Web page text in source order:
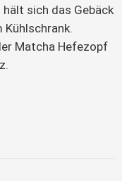
sich das Gebäck
Kühlschrank.
Matcha Hefezopf